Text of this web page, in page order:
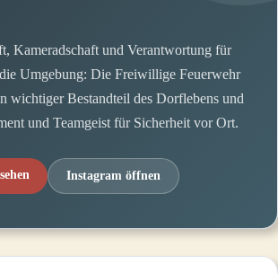
Kameradschaft und Verantwortung für
Umgebung: Die Freiwillige Feuerwehr
wichtiger Bestandteil des Dorflebens und
und Teamgeist für Sicherheit vor Ort.
Instagram öffnen